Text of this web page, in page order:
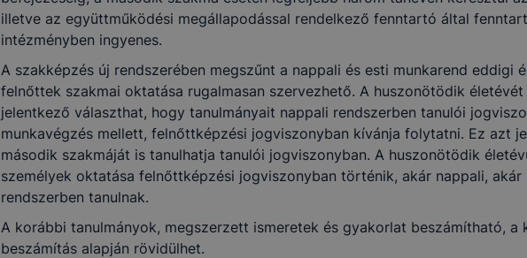
illetve az együttműködési megállapodással rendelkező fenntartó által
intézményben ingyenes.
A szakképzés új rendszerében megszűnt a nappali és esti munkarend eddigi
felnőttek szakmai oktatása rugalmasan szervezhető. A huszonötödik
jelentkező választhat, hogy tanulmányait nappali rendszerben tanulói
munkavégzés mellett, felnőttképzési jogviszonyban kívánja folytatni. Ez azt
második szakmáját is tanulhatja tanulói jogviszonyban. A huszonötödik
személyek oktatása felnőttképzési jogviszonyban történik, akár nappali, akár
rendszerben tanulnak.
A korábbi tanulmányok, megszerzett ismeretek és gyakorlat beszámítható, a
beszámítás alapján rövidülhet.